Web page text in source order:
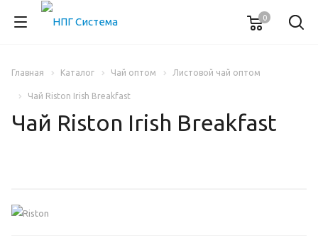
0
Главная Каталог Чай оптом Листовой чай оптом
Чай Riston Irish Breakfast
Чай Riston Irish Breakfast